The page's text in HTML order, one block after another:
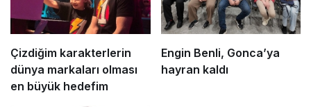
Çizdiğim karakterlerin
dünya markaları olması
en büyük hedefim
Engin Benli, Gonca’ya
hayran kaldı